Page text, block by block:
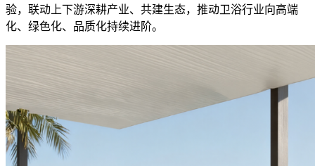
验，联动上下游深耕产业、共建生态，推动卫浴行业向高端
化、绿色化、品质化持续进阶。